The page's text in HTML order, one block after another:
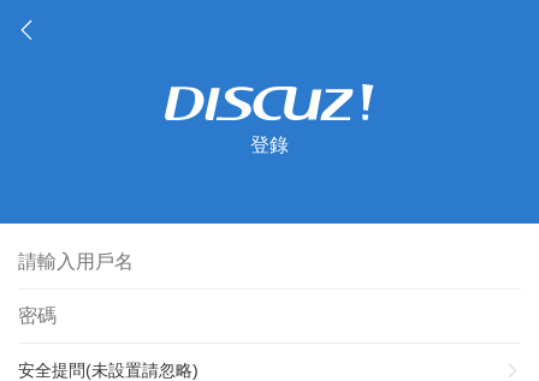
登錄
安全提問(未設置請忽略)